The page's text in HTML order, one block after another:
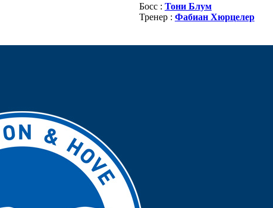
Босс : Тони Блум
Тренер : Фабиан Хюрцелер